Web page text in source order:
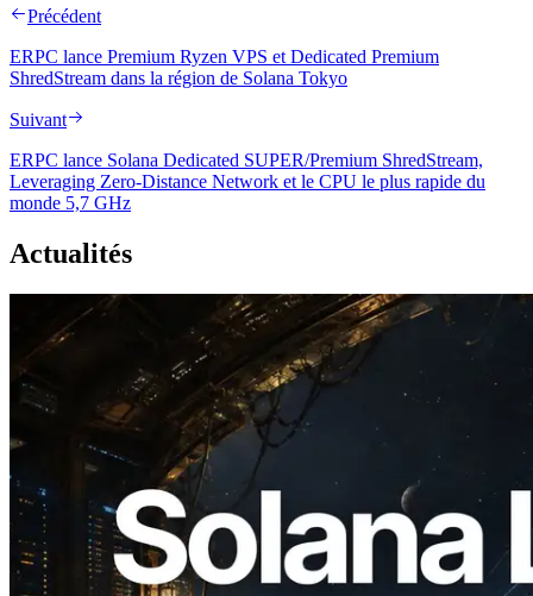
Précédent
ERPC lance Premium Ryzen VPS et Dedicated Premium
ShredStream dans la région de Solana Tokyo
Suivant
ERPC lance Solana Dedicated SUPER/Premium ShredStream,
Leveraging Zero-Distance Network et le CPU le plus rapide du
monde 5,7 GHz
Actualités
2026.08.05